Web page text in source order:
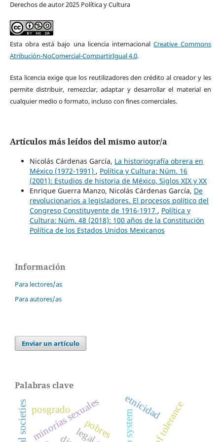
Derechos de autor 2025 Política y Cultura
Esta obra está bajo una licencia internacional Creative Commons
Atribución-NoComercial-CompartirIgual 4.0.
Esta licencia exige que los reutilizadores den crédito al creador y les
permite distribuir, remezclar, adaptar y desarrollar el material en
cualquier medio o formato, incluso con fines comerciales.
Artículos más leídos del mismo autor/a
Nicolás Cárdenas García, La historiografía obrera en
México (1972-1991) , Política y Cultura: Núm. 16
(2001): Estudios de historia de México, Siglos XIX y XX
Enrique Guerra Manzo, Nicolás Cárdenas García, De
revolucionarios a legisladores. El procesos político del
Congreso Constituyente de 1916-1917 , Política y
Cultura: Núm. 48 (2018): 100 años de la Constitución
Política de los Estados Unidos Mexicanos
Información
Para lectores/as
Para autores/as
Enviar un artículo
Palabras clave
pobres
minorías sexuales etnicidad
posgrado